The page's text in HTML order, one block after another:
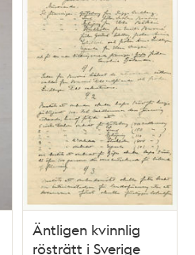
Äntligen kvinnlig
rösträtt i Sverige